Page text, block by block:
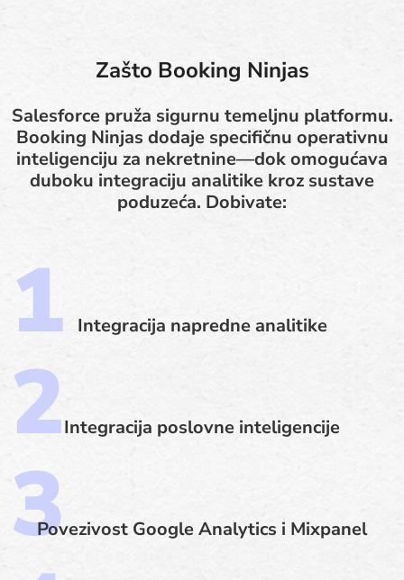
Zašto Booking Ninjas
Salesforce pruža sigurnu temeljnu platformu.
Booking Ninjas dodaje specifičnu operativnu
inteligenciju za nekretnine—dok omogućava
duboku integraciju analitike kroz sustave
poduzeća. Dobivate:
Integracija napredne analitike
Integracija poslovne inteligencije
Povezivost Google Analytics i Mixpanel